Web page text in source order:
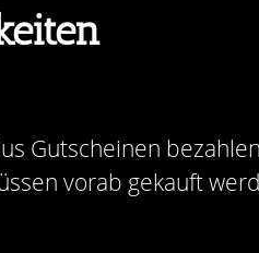
Gutscheinen
vorab gekauft